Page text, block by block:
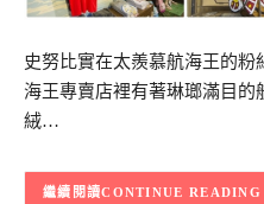
史努比實在太羨慕航海王的
海王專賣店裡有著琳瑯滿目的
絨…
CONTINUE READING